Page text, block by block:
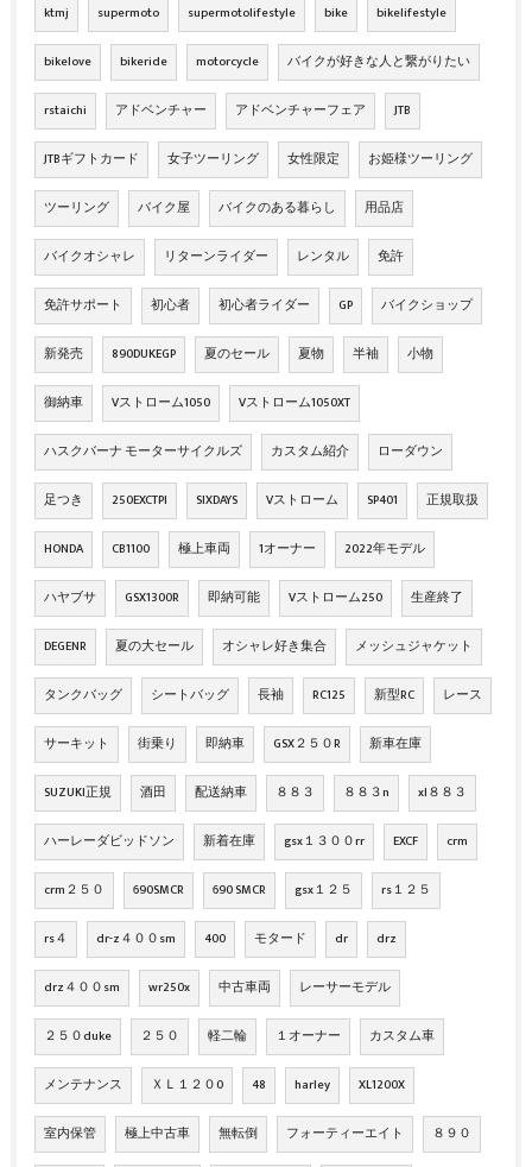
ktmj supermoto supermotolifestyle bike bikelifestyle
bikelove bikeride motorcycle バイクが好きな人と繋がりたい
rstaichi アドベンチャー アドベンチャーフェア JTB
JTBギフトカード 女子ツーリング 女性限定 お姫様ツーリング
ツーリング バイク屋 バイクのある暮らし 用品店
バイクオシャレ リターンライダー レンタル 免許
免許サポート 初心者 初心者ライダー GP バイクショップ
新発売 890DUKEGP 夏のセール 夏物 半袖 小物
御納車 Vストローム1050 Vストローム1050XT
ハスクバーナ モーターサイクルズ カスタム紹介 ローダウン
足つき 250EXCTPI SIXDAYS Vストローム SP401 正規取扱
HONDA CB1100 極上車両 1オーナー 2022年モデル
ハヤブサ GSX1300R 即納可能 Vストローム250 生産終了
DEGENR 夏の大セール オシャレ好き集合 メッシュジャケット
タンクバッグ シートバッグ 長袖 RC125 新型RC レース
サーキット 街乗り 即納車 GSX２５０R 新車在庫
SUZUKI正規 酒田 配送納車 ８８３ ８８３n xl８８３
ハーレーダビッドソン 新着在庫 gsx１３００rr EXCF crm
crm２５０ 690SMCR 690 SMCR gsx１２５ rs１２５
rs４ dr-z４００sm 400 モタード dr drz
drz４００sm wr250x 中古車両 レーサーモデル
２５０duke ２５０ 軽二輪 １オーナー カスタム車
メンテナンス ＸＬ１２０0 48 harley XL1200X
室内保管 極上中古車 無転倒 フォーティーエイト ８９０